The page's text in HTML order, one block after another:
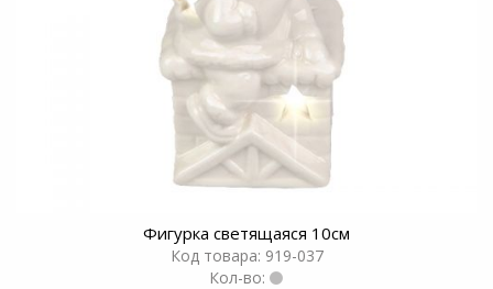
Фигурка светящаяся 10см
Код товара: 919-037
Кол-во: